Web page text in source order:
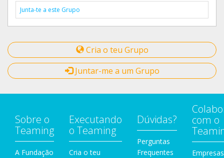
Junta-te a este Grupo
Cria o teu Grupo
Juntar-me a um Grupo
Sobre o
Teaming
A Fundação
Executando
o Teaming
Cria o teu
Dúvidas?
Perguntas
Frequentes
com o
Empresas